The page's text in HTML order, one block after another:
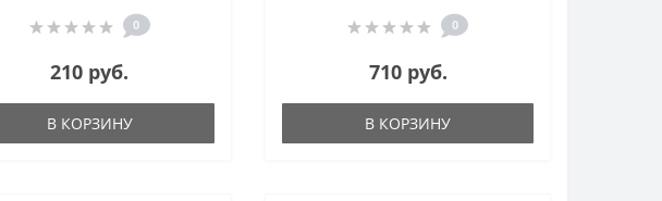
0
210 руб.
В КОРЗИНУ
0
710 руб.
В КОРЗИНУ